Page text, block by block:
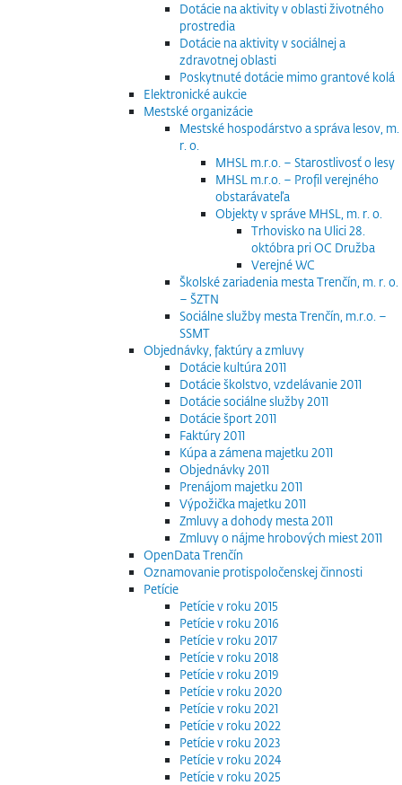
Dotácie na aktivity v oblasti životného
prostredia
Dotácie na aktivity v sociálnej a
zdravotnej oblasti
Poskytnuté dotácie mimo grantové kolá
Elektronické aukcie
Mestské organizácie
Mestské hospodárstvo a správa lesov, m.
r. o.
MHSL m.r.o. – Starostlivosť o lesy
MHSL m.r.o. – Profil verejného
obstarávateľa
Objekty v správe MHSL, m. r. o.
Trhovisko na Ulici 28.
októbra pri OC Družba
Verejné WC
Školské zariadenia mesta Trenčín, m. r. o.
– ŠZTN
Sociálne služby mesta Trenčín, m.r.o. –
SSMT
Objednávky, faktúry a zmluvy
Dotácie kultúra 2011
Dotácie školstvo, vzdelávanie 2011
Dotácie sociálne služby 2011
Dotácie šport 2011
Faktúry 2011
Kúpa a zámena majetku 2011
Objednávky 2011
Prenájom majetku 2011
Výpožička majetku 2011
Zmluvy a dohody mesta 2011
Zmluvy o nájme hrobových miest 2011
OpenData Trenčín
Oznamovanie protispoločenskej činnosti
Petície
Petície v roku 2015
Petície v roku 2016
Petície v roku 2017
Petície v roku 2018
Petície v roku 2019
Petície v roku 2020
Petície v roku 2021
Petície v roku 2022
Petície v roku 2023
Petície v roku 2024
Petície v roku 2025